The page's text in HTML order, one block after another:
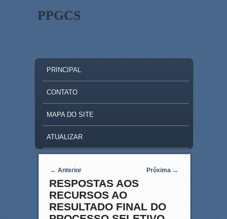
PPGCS
SKIP TO PRIMARY CONTENT
SKIP TO SECONDARY CONTENT
PRINCIPAL
CONTATO
MAPA DO SITE
ATUALIZAR
Post navigation
← Anterior Próxima →
RESPOSTAS AOS
RECURSOS AO
RESULTADO FINAL DO